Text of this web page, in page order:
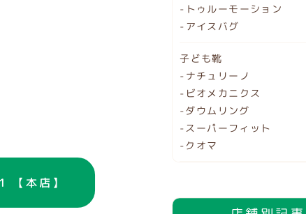
本店】
-トゥルーモーション
-アイスバグ
子ども靴
-ナチュリーノ
-ビオメカニクス
-ダウムリング
-スーパーフィット
-クオマ